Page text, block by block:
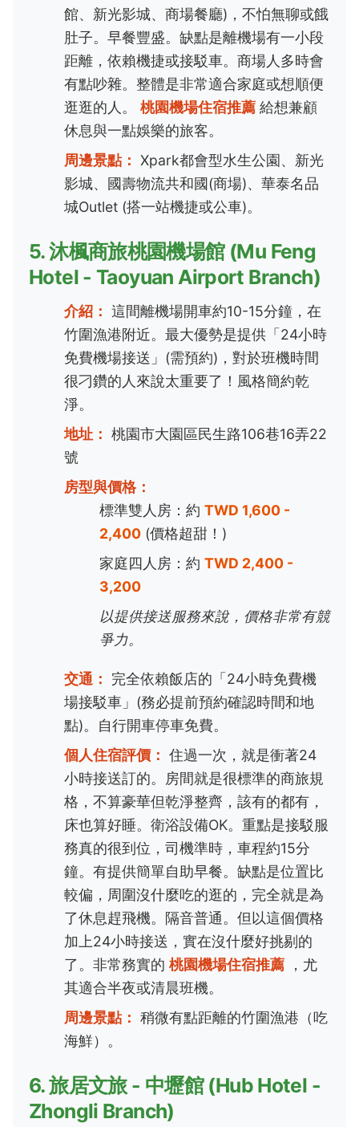
館、新光影城、商場餐廳)，不怕無聊或餓
肚子。早餐豐盛。缺點是離機場有一小段
距離，依賴機捷或接駁車。商場人多時會
有點吵雜。整體是非常適合家庭或想順便
逛逛的人。 桃園機場住宿推薦 給想兼顧
休息與一點娛樂的旅客。
周邊景點： Xpark都會型水生公園、新光
影城、國壽物流共和國(商場)、華泰名品
城Outlet (搭一站機捷或公車)。
5. 沐楓商旅桃園機場館 (Mu Feng
Hotel - Taoyuan Airport Branch)
介紹： 這間離機場開車約10-15分鐘，在
竹圍漁港附近。最大優勢是提供「24小時
免費機場接送」(需預約)，對於班機時間
很刁鑽的人來說太重要了！風格簡約乾
淨。
地址： 桃園市大園區民生路106巷16弄22
號
房型與價格：
標準雙人房：約 TWD 1,600 -
2,400 (價格超甜！)
家庭四人房：約 TWD 2,400 -
3,200
以提供接送服務來說，價格非常有競
爭力。
交通：
完全依賴飯店的「24小時免費機
場接駁車」(務必提前預約確認時間和地
點)。自行開車停車免費。
個人住宿評價： 住過一次，就是衝著24
小時接送訂的。房間就是很標準的商旅規
格，不算豪華但乾淨整齊，該有的都有，
床也算好睡。衛浴設備OK。重點是接駁服
務真的很到位，司機準時，車程約15分
鐘。有提供簡單自助早餐。缺點是位置比
較偏，周圍沒什麼吃的逛的，完全就是為
了休息趕飛機。隔音普通。但以這個價格
加上24小時接送，實在沒什麼好挑剔的
了。非常務實的 桃園機場住宿推薦 ，尤
其適合半夜或清晨班機。
周邊景點： 稍微有點距離的竹圍漁港（吃
海鮮）。
6. 旅居文旅 - 中壢館 (Hub Hotel -
Zhongli Branch)